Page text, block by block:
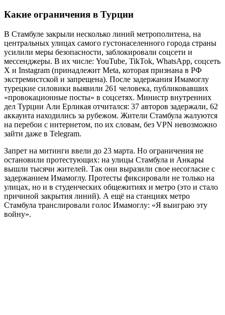
Какие ограничения в Турции
В Стамбуле закрыли несколько линий метрополитена, на
центральных улицах самого густонаселенного города страны
усилили меры безопасности, заблокировали соцсети и
мессенджеры. В их числе: YouTube, TikTok, WhatsApp, соцсеть
X и Instagram (принадлежит Meta, которая признана в РФ
экстремистской и запрещена). После задержания Имамоглу
турецкие силовики выявили 261 человека, публиковавших
«провокационные посты» в соцсетях. Министр внутренних
дел Турции Али Ерликая отчитался: 37 авторов задержали, 62
аккаунта находились за рубежом. Жители Стамбула жалуются
на перебои с интернетом, по их словам, без VPN невозможно
зайти даже в Telegram.
Запрет на митинги ввели до 23 марта. Но ограничения не
остановили протестующих: на улицы Стамбула и Анкары
вышли тысячи жителей. Так они выразили свое несогласие с
задержанием Имамоглу. Протесты фиксировали не только на
улицах, но и в студенческих общежитиях и метро (это и стало
причиной закрытия линий). А ещё на станциях метро
Стамбула транслировали голос Имамоглу: «Я выиграю эту
войну».